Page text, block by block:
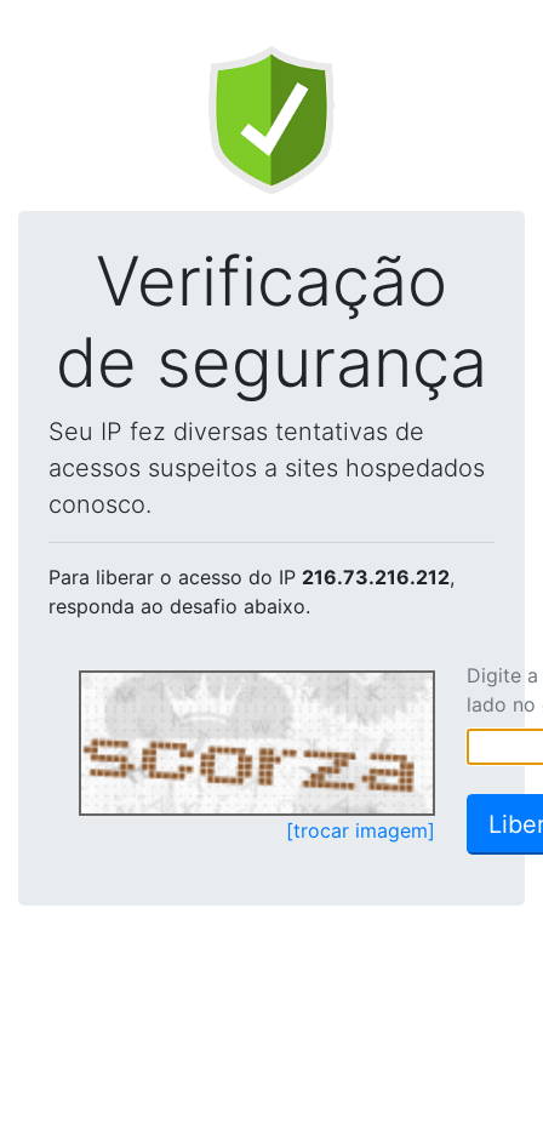
Verificação
de segurança
Seu IP fez diversas tentativas de
acessos suspeitos a sites hospedados
conosco.
Para liberar o acesso do IP 216.73.216.212,
responda ao desafio abaixo.
[trocar imagem]
Digite
lado no